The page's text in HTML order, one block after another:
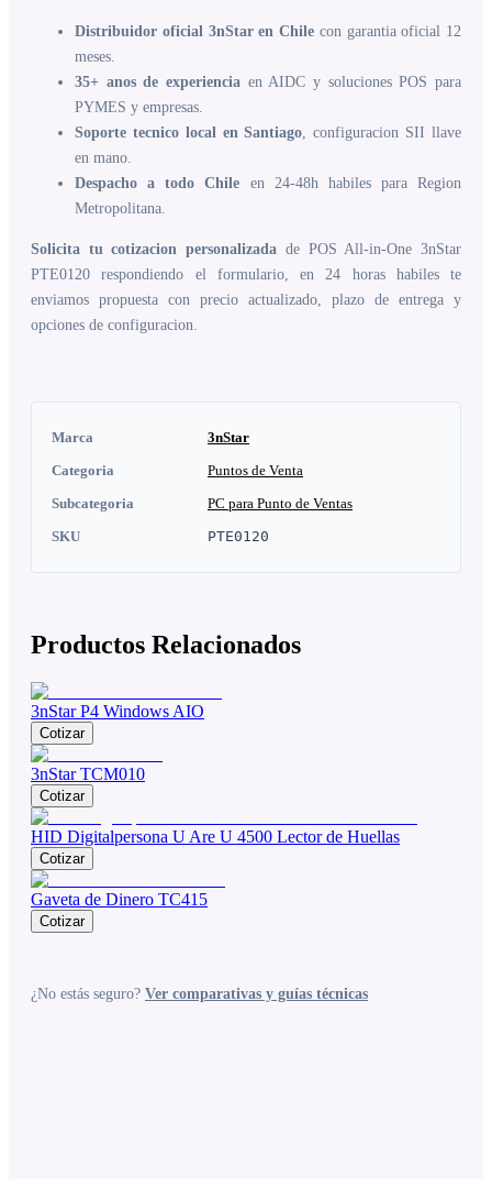
Distribuidor oficial 3nStar en Chile con garantia oficial 12
meses.
35+ anos de experiencia en AIDC y soluciones POS para
PYMES y empresas.
Soporte tecnico local en Santiago, configuracion SII llave
en mano.
Despacho a todo Chile en 24-48h habiles para Region
Metropolitana.
Solicita tu cotizacion personalizada de POS All-in-One 3nStar
PTE0120 respondiendo el formulario, en 24 horas habiles te
enviamos propuesta con precio actualizado, plazo de entrega y
opciones de configuracion.
Marca
3nStar
Categoria
Puntos de Venta
Subcategoria
PC para Punto de Ventas
SKU
PTE0120
Productos Relacionados
3nStar P4 Windows AIO
Cotizar
3nStar TCM010
Cotizar
HID Digitalpersona U Are U 4500 Lector de Huellas
Cotizar
Gaveta de Dinero TC415
Cotizar
¿No estás seguro? Ver comparativas y guías técnicas